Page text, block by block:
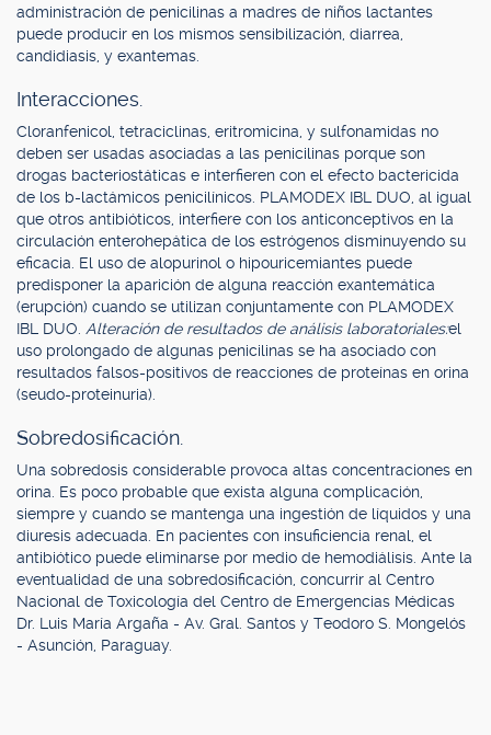
administración de penicilinas a madres de niños lactantes
puede producir en los mismos sensibilización, diarrea,
candidiasis, y exantemas.
Interacciones.
Cloranfenicol, tetraciclinas, eritromicina, y sulfonamidas no
deben ser usadas asociadas a las penicilinas porque son
drogas bacteriostáticas e interfieren con el efecto bactericida
de los b-lactámicos penicilínicos. PLAMODEX IBL DUO, al igual
que otros antibióticos, interfiere con los anticonceptivos en la
circulación enterohepática de los estrógenos disminuyendo su
eficacia. El uso de alopurinol o hipouricemiantes puede
predisponer la aparición de alguna reacción exantemática
(erupción) cuando se utilizan conjuntamente con PLAMODEX
IBL DUO. Alteración de resultados de análisis laboratoriales:el
uso prolongado de algunas penicilinas se ha asociado con
resultados falsos-positivos de reacciones de proteínas en orina
(seudo-proteinuria).
Sobredosificación.
Una sobredosis considerable provoca altas concentraciones en
orina. Es poco probable que exista alguna complicación,
siempre y cuando se mantenga una ingestión de líquidos y una
diuresis adecuada. En pacientes con insuficiencia renal, el
antibiótico puede eliminarse por medio de hemodiálisis. Ante la
eventualidad de una sobredosificación, concurrir al Centro
Nacional de Toxicología del Centro de Emergencias Médicas
Dr. Luis María Argaña - Av. Gral. Santos y Teodoro S. Mongelós
- Asunción, Paraguay.